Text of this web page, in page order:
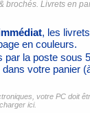
brochés. Livrets en
, les
en couleurs.
la poste sous
votre panier
votre PC doit
ici.